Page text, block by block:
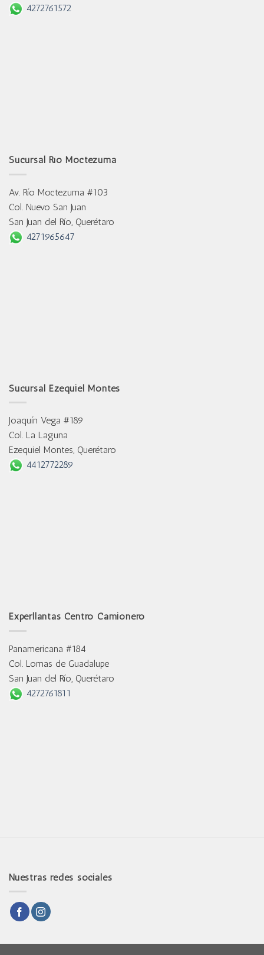
4272761572
Sucursal Río Moctezuma
Av. Río Moctezuma #103
Col. Nuevo San Juan
San Juan del Río, Querétaro
4271965647
Sucursal Ezequiel Montes
Joaquín Vega #189
Col. La Laguna
Ezequiel Montes, Querétaro
4412772289
Experllantas Centro Camionero
Panamericana #184
Col. Lomas de Guadalupe
San Juan del Río, Querétaro
4272761811
Nuestras redes sociales